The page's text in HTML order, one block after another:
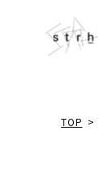
TOP >